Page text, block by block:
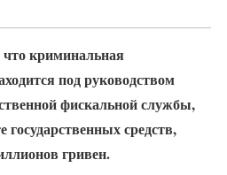
что криминальная
под руководством
фискальной службы,
государственных средств,
гривен.